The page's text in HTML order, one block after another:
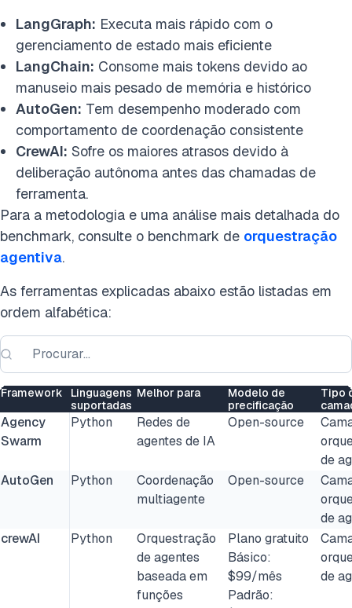
LangGraph: Executa mais rápido com o
gerenciamento de estado mais eficiente
LangChain: Consome mais tokens devido ao
manuseio mais pesado de memória e histórico
AutoGen: Tem desempenho moderado com
comportamento de coordenação consistente
CrewAI: Sofre os maiores atrasos devido à
deliberação autônoma antes das chamadas de
ferramenta.
Para a metodologia e uma análise mais detalhada do
benchmark, consulte o benchmark de orquestração
agentiva.
As ferramentas explicadas abaixo estão listadas em
ordem alfabética:
Framework
Linguagens
suportadas
Melhor para
Modelo de
precificação
Tipo
Agency
Swarm
Python
Redes de
agentes de IA
Open-source
de
AutoGen
Python
Coordenação
multiagente
Open-source
de
crewAI
Python
Orquestração
de agentes
baseada em
funções
Plano gratuito
Básico:
$99/mês
Padrão:
de